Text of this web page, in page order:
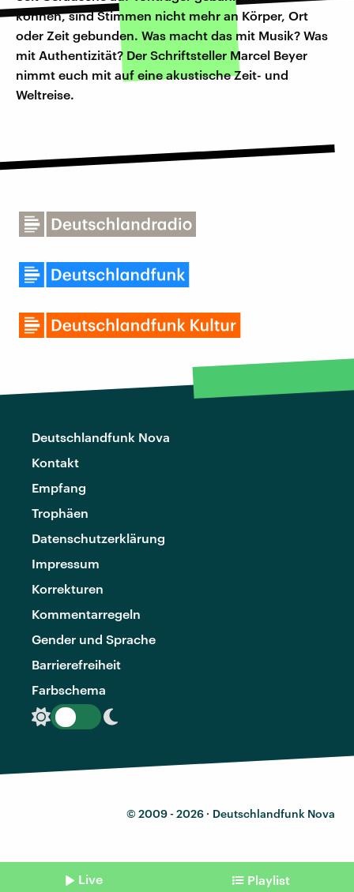
können, sind Stimmen nicht mehr an Körper, Ort
oder Zeit gebunden. Was macht das mit Musik? Was
mit Authentizität? Der Schriftsteller Marcel Beyer
nimmt euch mit auf eine akustische Zeit- und
Weltreise.
Deutschlandfunk Nova
Kontakt
Empfang
Trophäen
Datenschutzerklärung
Impressum
Korrekturen
Kommentarregeln
Gender und Sprache
Barrierefreiheit
Farbschema
© 2009 - 2026 · Deutschlandfunk Nova
Live Playlist